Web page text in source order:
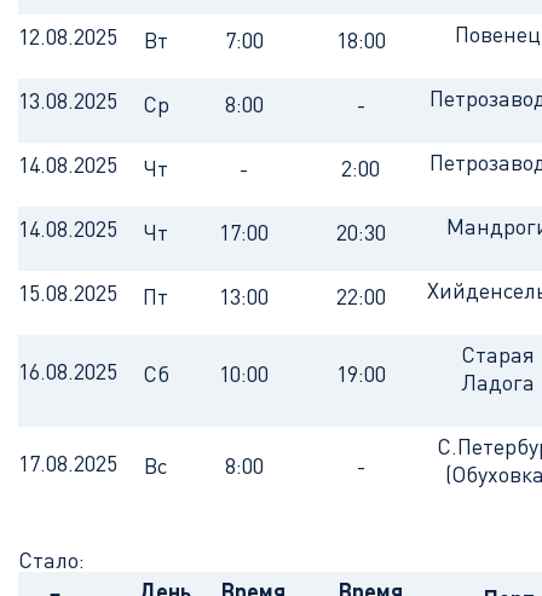
12.08.2025 Вт 7:00 18:00 Повенец
13.08.2025 Ср 8:00 -
14.08.2025 Чт - 2:00
14.08.2025 Чт 17:00 20:30
15.08.2025 Пт 13:00 22:00
16.08.2025 Сб 10:00 19:00
Старая
Ладога
17.08.2025 Вс 8:00 -
Стало: